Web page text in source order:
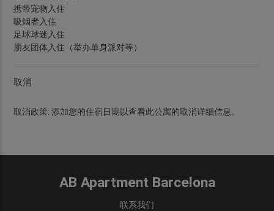
携带宠物入住
吸烟者入住
足球球迷入住
朋友团体入住（举办单身派对等）
取消
取消政策:添加您的住宿日期以查看此公寓的取消详细信息。
AB Apartment Barcelona
联系我们